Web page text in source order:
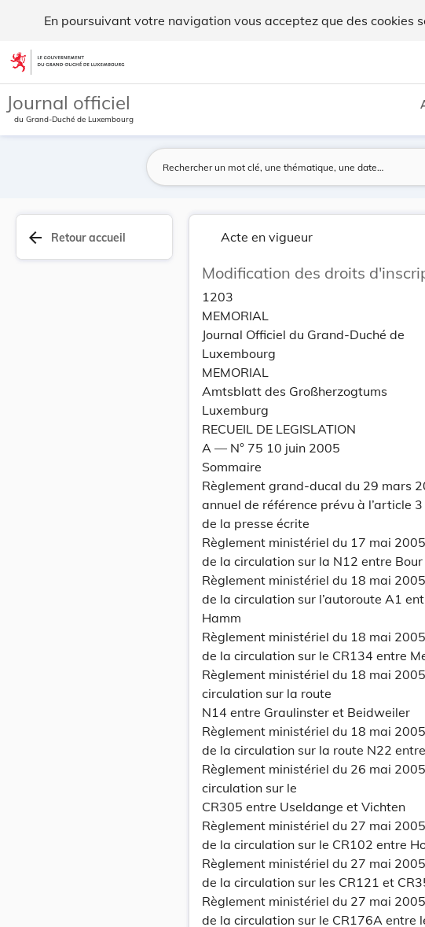
En poursuivant votre navigation vous acceptez que des cookies
Aller au contenu
Journal officiel
du Grand-Duché de Luxembourg
arrow_back Retour accueil Acte en vigueur
Modification des droits
1203
MEMORIAL
Journal Officiel du Grand-Duché de
Luxembourg
MEMORIAL
Amtsblatt des Großherzogtums
Luxemburg
RECUEIL DE LEGISLATION
A –– N° 75 10 juin 2005
Sommaire
Règlement grand-ducal du 29 mars
annuel de référence prévu à l’article
de la presse écrite
Règlement ministériel du 17 mai
de la circulation sur la N12 entre
Règlement ministériel du 18 mai
de la circulation sur l’autoroute A1
Hamm
Règlement ministériel du 18 mai
de la circulation sur le CR134 entre
Règlement ministériel du 18 mai
circulation sur la route
N14 entre Graulinster et Beidweiler
Règlement ministériel du 18 mai
de la circulation sur la route N22
Règlement ministériel du 26 mai
circulation sur le
CR305 entre Useldange et Vichten
Règlement ministériel du 27 mai
de la circulation sur le CR102 entre
Règlement ministériel du 27 mai
de la circulation sur les CR121 et
Règlement ministériel du 27 mai
de la circulation sur le CR176A entre